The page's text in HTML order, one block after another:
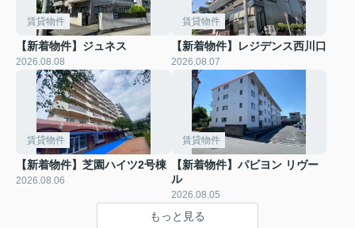
賃貸物件
【新着物件】ジュネス
2026.08.08
賃貸物件
【新着物件】レジデンス西川口
2026.08.07
賃貸物件
【新着物件】芝園ハイツ2号棟
2026.08.06
賃貸物件
【新着物件】パビヨン リヴー
ル
2026.08.05
もっと見る